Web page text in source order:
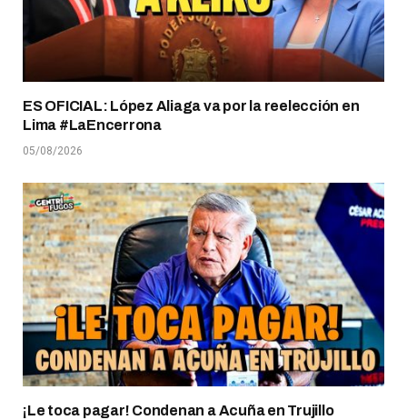
ES OFICIAL: López Aliaga va por la reelección en
Lima #LaEncerrona
05/08/2026
¡Le toca pagar! Condenan a Acuña en Trujillo